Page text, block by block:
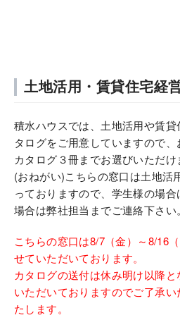
土地活用・賃貸住宅経
積水ハウスでは、土地活用や賃
タログをご用意していますので、
カタログ３冊までお選びいただけ
(おねがい)こちらの窓口は土地活
っておりますので、学生様の場
場合は弊社担当までご連絡下さい。
こちらの窓口は8/7（金）～8/16
せていただいております。
カタログの送付は休み明け以降
いただいておりますのでご了承
たします。